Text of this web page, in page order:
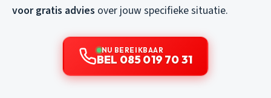
voor gratis advies over jouw specifieke situatie.
NU BEREIKBAAR
BEL 085 019 70 31